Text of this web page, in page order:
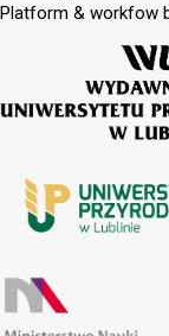
Platform & workfow